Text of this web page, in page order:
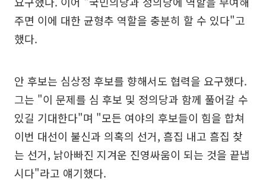
주면 이에 대한 균형추 역할을 충분히 할 수 있다"고
했다.
안 후보는 심상정 후보를 향해서도 협력을 요구했다.
그는 "이 문제를 심 후보 및 정의당과 함께 풀어갈 수
있길 기대한다"며 "모든 여야의 후보들이 힘을 합쳐
이번 대선이 불신과 의혹의 선거, 흠집 내고 흠집 찾
는 선거, 낡아빠진 지겨운 진영싸움이 되는 것을 끝냅
시다"라고 얘기했다.